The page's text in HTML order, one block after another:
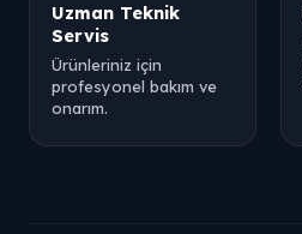
Uzman Teknik
Servis
Ürünleriniz için
profesyonel bakım ve
onarım.